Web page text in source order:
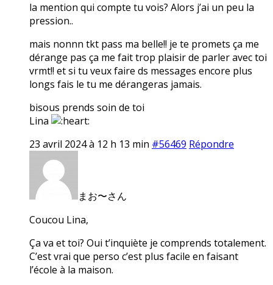
la mention qui compte tu vois? Alors j’ai un peu la
pression..
mais nonnn tkt pass ma belle!! je te promets ça me
dérange pas ça me fait trop plaisir de parler avec toi
vrmt!! et si tu veux faire ds messages encore plus
longs fais le tu me dérangeras jamais.
bisous prends soin de toi
Lina
23 avril 2024 à 12 h 13 min #56469 Répondre
まお〜さん
Coucou Lina,
Ça va et toi? Oui t’inquiète je comprends totalement.
C’est vrai que perso c’est plus facile en faisant
l’école à la maison.